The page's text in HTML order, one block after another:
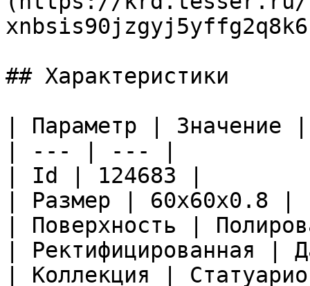
## Характеристики
| Параметр | Значение |
| --- | --- |
| Id | 124683 |
| Размер | 60x60x0.8 |
| Поверхность |
| Ректифицированная |
| Коллекция |